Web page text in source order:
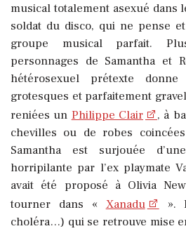
musical totalement asexué dans
soldat du disco, qui ne pense
groupe musical parfait.
personnages de Samantha et
hétérosexuel prétexte
grotesques et parfaitement
reniées unPhilippe Clair
, à
chevilles ou de robes
Samantha est surjouée
horripilante par l’ex playmate
avait été proposé à Olivia
tourner dans «Xanadu
».
choléra…) qui se retrouve mise